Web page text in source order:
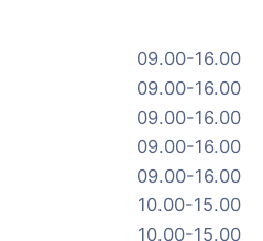
09.00-16.00
09.00-16.00
09.00-16.00
09.00-16.00
09.00-16.00
10.00-15.00
10.00-15.00